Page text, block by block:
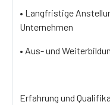
• Langfristige
Unternehmen
• Aus- und
Erfahrung und